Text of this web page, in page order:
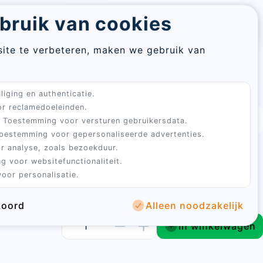
van cookies
te verbeteren, maken we gebruik van
en authenticatie.
reclamedoeleinden.
Toestemming voor versturen gebruikersdata.
voor gepersonaliseerde advertenties.
analyse, zoals bezoekduur.
voor websitefunctionaliteit.
personalisatie.
Alleen noodzakelijk
Aanmelden
tot 5 werkdagen 4.9 uit 100+ beoordelingen
op basis van 100% natuurlijke
en duiven.
In winkelwagen
Sluiten
Sign
in
Sluiten